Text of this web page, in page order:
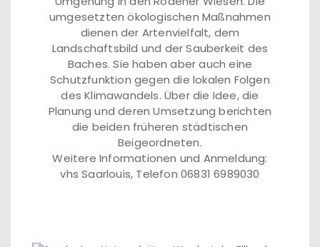
umgesetzten ökologischen Maßnahmen
dienen der Artenvielfalt, dem
Landschaftsbild und der Sauberkeit des
Baches. Sie haben aber auch eine
Schutzfunktion gegen die lokalen Folgen
des Klimawandels. Über die Idee, die
Planung und deren Umsetzung berichten
die beiden früheren städtischen
Beigeordneten.
Weitere Informationen und Anmeldung:
vhs Saarlouis, Telefon 06831 6989030